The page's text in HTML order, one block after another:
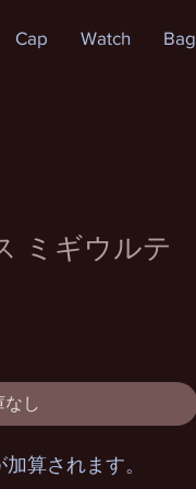
Cap Watch Bag
ミギウルテ
なし
算されます。